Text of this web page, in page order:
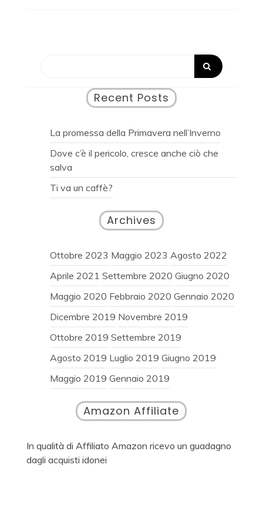
Recent Posts
La promessa della Primavera nell’Inverno
Dove c’è il pericolo, cresce anche ciò che
salva
Ti va un caffè?
Archives
Ottobre 2023 Maggio 2023 Agosto 2022
Aprile 2021 Settembre 2020 Giugno 2020
Maggio 2020 Febbraio 2020 Gennaio 2020
Dicembre 2019 Novembre 2019
Ottobre 2019 Settembre 2019
Agosto 2019 Luglio 2019 Giugno 2019
Maggio 2019 Gennaio 2019
Amazon Affiliate
In qualità di Affiliato Amazon ricevo un guadagno
dagli acquisti idonei